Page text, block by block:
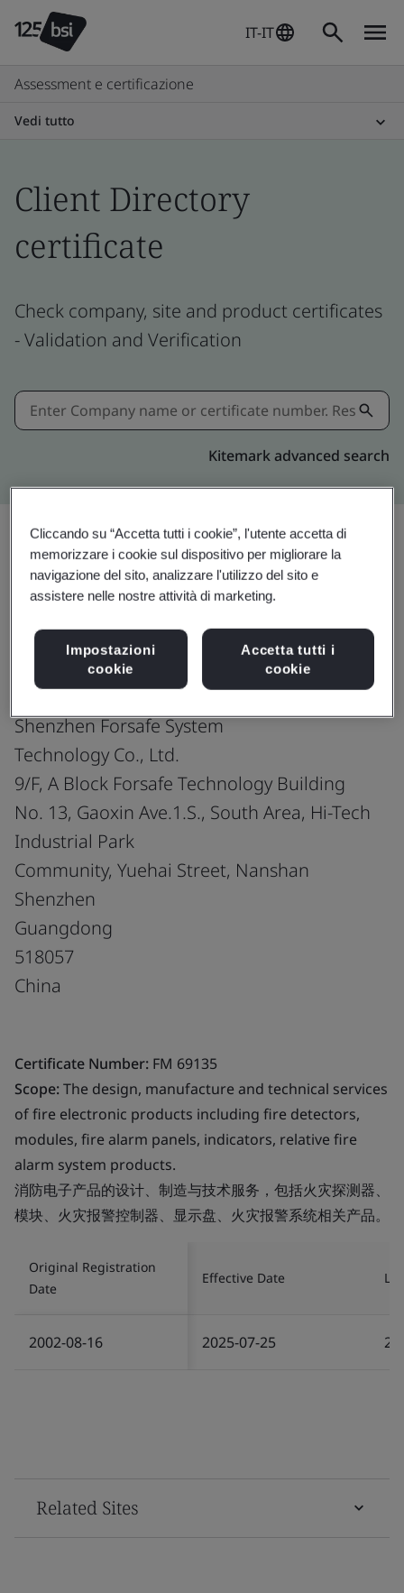
IT-IT
Assessment e certificazione
Vedi tutto
Client Directory
certificate
Check company, site and product certificates
- Validation and Verification
Kitemark advanced search
Condividi:
ISO 9001:2015
Shenzhen Forsafe System
Technology Co., Ltd.
9/F, A Block Forsafe Technology Building
No. 13, Gaoxin Ave.1.S., South Area, Hi-Tech
Industrial Park
Community, Yuehai Street, Nanshan
Shenzhen
Guangdong
518057
China
Certificate Number: FM 69135
Scope:The design, manufacture and technical services
of fire electronic products including fire detectors,
modules, fire alarm panels, indicators, relative fire
alarm system products.
消防电子产品的设计、制造与技术服务，包括火灾探测器、
模块、火灾报警控制器、显示盘、火灾报警系统相关产品。
Original Registration
Date
Effective Date
2002-08-16 2025-07-25
Related Sites
Cliccando su “Accetta tutti i cookie”, l'utente accetta di
memorizzare i cookie sul dispositivo per migliorare la
navigazione del sito, analizzare l'utilizzo del sito e
assistere nelle nostre attività di marketing.
Impostazioni
cookie
Accetta tutti i
cookie